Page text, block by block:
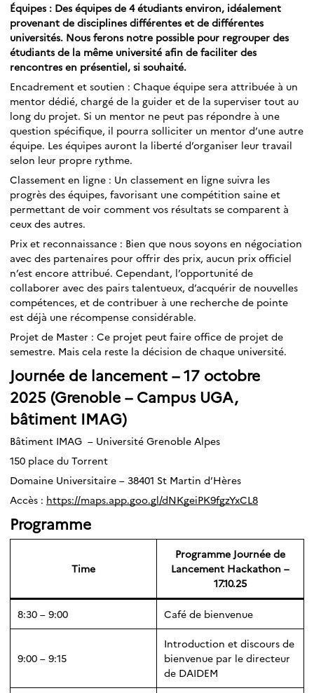
Équipes : Des équipes de 4 étudiants environ, idéalement
provenant de disciplines différentes et de différentes
universités. Nous ferons notre possible pour regrouper des
étudiants de la même université afin de faciliter des
rencontres en présentiel, si souhaité.
Encadrement et soutien : Chaque équipe sera attribuée à un
mentor dédié, chargé de la guider et de la superviser tout au
long du projet. Si un mentor ne peut pas répondre à une
question spécifique, il pourra solliciter un mentor d’une autre
équipe. Les équipes auront la liberté d’organiser leur travail
selon leur propre rythme.
Classement en ligne : Un classement en ligne suivra les
progrès des équipes, favorisant une compétition saine et
permettant de voir comment vos résultats se comparent à
ceux des autres.
Prix et reconnaissance : Bien que nous soyons en négociation
avec des partenaires pour offrir des prix, aucun prix officiel
n’est encore attribué. Cependant, l’opportunité de
collaborer avec des pairs talentueux, d’acquérir de nouvelles
compétences, et de contribuer à une recherche de pointe
est déjà une récompense considérable.
Projet de Master : Ce projet peut faire office de projet de
semestre. Mais cela reste la décision de chaque université.
Journée de lancement – 17 octobre
2025 (Grenoble – Campus UGA,
bâtiment IMAG)
Bâtiment IMAG – Université Grenoble Alpes
150 place du Torrent
Domaine Universitaire – 38401 St Martin d’Hères
Accès : https://maps.app.goo.gl/dNKgeiPK9fgzYxCL8
Programme
Time
Programme Journée de
Lancement Hackathon –
17.10.25
8:30 – 9:00 Café de bienvenue
9:00 – 9:15
Introduction et discours de
bienvenue par le directeur
de DAIDEM